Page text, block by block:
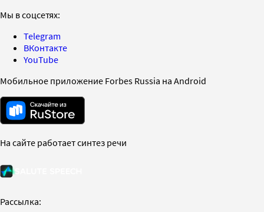
Мы в соцсетях:
Telegram
ВКонтакте
YouTube
Мобильное приложение Forbes Russia на Android
На сайте работает синтез речи
Рассылка: